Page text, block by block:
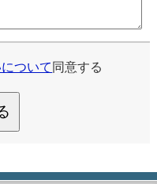
ついて同意する